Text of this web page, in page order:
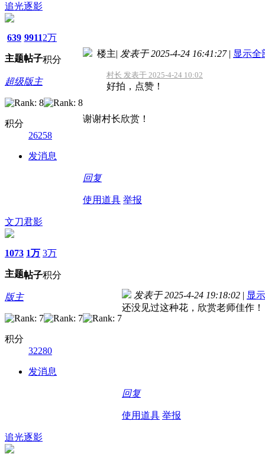
追光逐影
639
主题
9911
帖子
2万
积分
超级版主
积分
26258
发消息
楼主| 发表于 2025-4-24 16:41:27 | 显示全
村长 发表于 2025-4-24 10:02
好拍，点赞！
谢谢村长欣赏！
回复
使用道具 举报
文刀君影
1073
主题
1万
帖子
3万
积分
版主
积分
32280
发消息
发表于 2025-4-24 19:18:02 | 显
还没见过这种花，欣赏老师佳作！
回复
使用道具 举报
追光逐影